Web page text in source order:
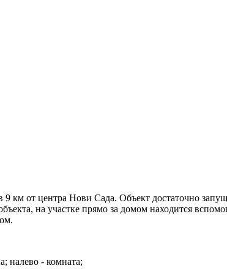
км от центра Нови Сада. Объект достаточно
на участке прямо за домом находится
налево - комната;